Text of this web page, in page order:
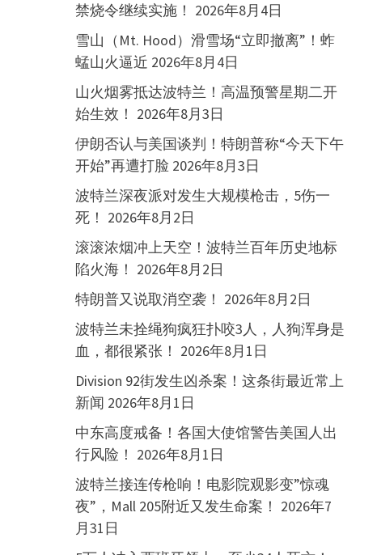
禁烧令继续实施！ 2026年8月4日
雪山（Mt. Hood）滑雪场“立即撤离”！蚱
蜢山火逼近 2026年8月4日
山火烟雾抵达波特兰！高温预警星期二开
始生效！ 2026年8月3日
伊朗否认与美国谈判！特朗普称“今天下午
开始”再遭打脸 2026年8月3日
波特兰深夜派对发生大规模枪击，5伤一
死！ 2026年8月2日
滚滚浓烟冲上天空！波特兰百年历史地标
陷火海！ 2026年8月2日
特朗普又说取消空袭！ 2026年8月2日
波特兰未拴绳狗疯狂扑咬3人，人狗浑身是
血，都很紧张！ 2026年8月1日
Division 92街发生凶杀案！这条街最近常上
新闻 2026年8月1日
中东高度戒备！各国大使馆警告美国人出
行风险！ 2026年8月1日
波特兰接连传枪响！电影院观影变”惊魂
夜”，Mall 205附近又发生命案！ 2026年7
月31日